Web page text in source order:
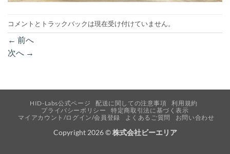
コメントとトラックバックは現在受け付けていません。
← 前へ
次へ →
HID-Labs公式ページ 配送に関しての注意事項
利用規約
プライバシーポリシー
特定商取引法に基づく表示
マイアカウント/ログイン/会員登録
よくあるご質問 お問い合わせ
Copyright 2026 ©株式会社ビーエリア